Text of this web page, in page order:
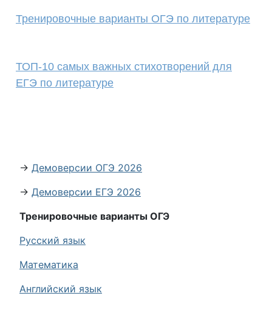
Тренировочные варианты ОГЭ по литературе
ТОП-10 самых важных стихотворений для
ЕГЭ по литературе
→ Демоверсии ОГЭ 2026
→ Демоверсии ЕГЭ 2026
Тренировочные варианты ОГЭ
Русский язык
Математика
Английский язык